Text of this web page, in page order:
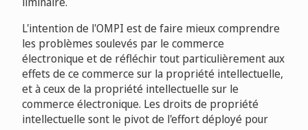
L'intention de l'OMPI est de faire mieux comprendre
les problèmes soulevés par le commerce
électronique et de réfléchir tout particulièrement aux
effets de ce commerce sur la propriété intellectuelle,
et à ceux de la propriété intellectuelle sur le
commerce électronique. Les droits de propriété
intellectuelle sont le pivot de l'effort déployé pour